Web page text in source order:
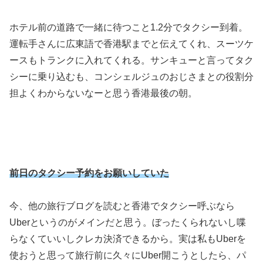
ホテル前の道路で一緒に待つこと1.2分でタクシー到着。
運転手さんに広東語で香港駅までと伝えてくれ、スーツケ
ースもトランクに入れてくれる。サンキューと言ってタク
シーに乗り込むも、コンシェルジュのおじさまとの役割分
担よくわからないなーと思う香港最後の朝。
前日のタクシー予約をお願いしていた
今、他の旅行ブログを読むと香港でタクシー呼ぶなら
Uberというのがメインだと思う。ぼったくられないし喋
らなくていいしクレカ決済できるから。実は私もUberを
使おうと思って旅行前に久々にUber開こうとしたら、パ